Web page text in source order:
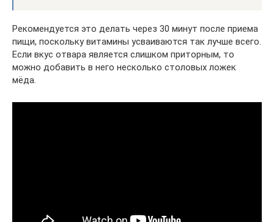
Рекомендуется это делать через 30 минут после приема
пищи, поскольку витамины усваиваются так лучше всего.
Если вкус отвара является слишком приторным, то
можно добавить в него несколько столовых ложек
мёда.